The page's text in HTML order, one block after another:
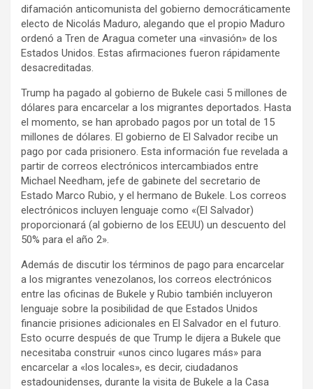
difamación anticomunista del gobierno democráticamente
electo de Nicolás Maduro, alegando que el propio Maduro
ordenó a Tren de Aragua cometer una «invasión» de los
Estados Unidos. Estas afirmaciones fueron rápidamente
desacreditadas.
Trump ha pagado al gobierno de Bukele casi 5 millones de
dólares para encarcelar a los migrantes deportados. Hasta
el momento, se han aprobado pagos por un total de 15
millones de dólares. El gobierno de El Salvador recibe un
pago por cada prisionero. Esta información fue revelada a
partir de correos electrónicos intercambiados entre
Michael Needham, jefe de gabinete del secretario de
Estado Marco Rubio, y el hermano de Bukele. Los correos
electrónicos incluyen lenguaje como «(El Salvador)
proporcionará (al gobierno de los EEUU) un descuento del
50% para el año 2».
Además de discutir los términos de pago para encarcelar
a los migrantes venezolanos, los correos electrónicos
entre las oficinas de Bukele y Rubio también incluyeron
lenguaje sobre la posibilidad de que Estados Unidos
financie prisiones adicionales en El Salvador en el futuro.
Esto ocurre después de que Trump le dijera a Bukele que
necesitaba construir «unos cinco lugares más» para
encarcelar a «los locales», es decir, ciudadanos
estadounidenses, durante la visita de Bukele a la Casa